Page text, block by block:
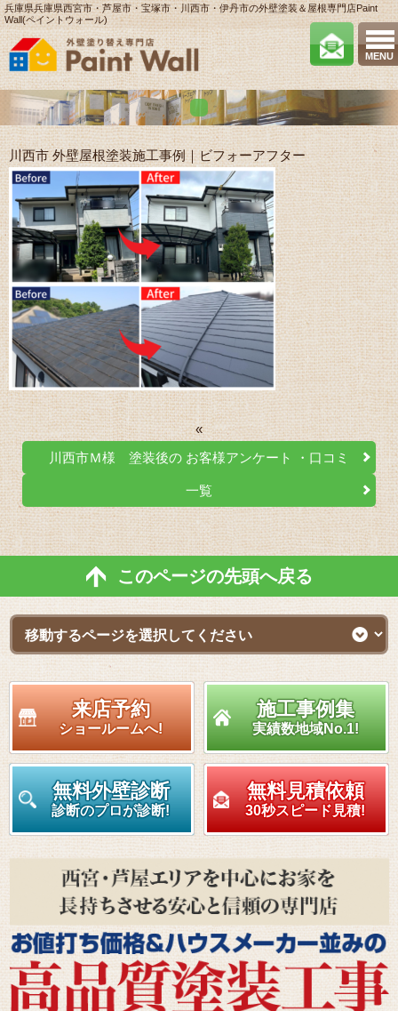
MENU
兵庫県兵庫県西宮市・芦屋市・宝塚市・川西市・伊丹市の外壁塗装＆屋根専門店Paint
Wall(ペイントウォール)
川西市 外壁屋根塗装施工事例｜ビフォーアフター
«
川西市Ｍ様 塗装後の お客様アンケート ・口コミ
一覧
このページの先頭へ戻る
来店予約
ショールームへ!
施工事例集
実績数地域No.1!
無料外壁診断
診断のプロが診断!
無料見積依頼
30秒スピード見積!